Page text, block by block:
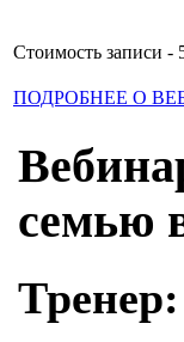
Стоимость записи -
ПОДРОБНЕЕ О
семью